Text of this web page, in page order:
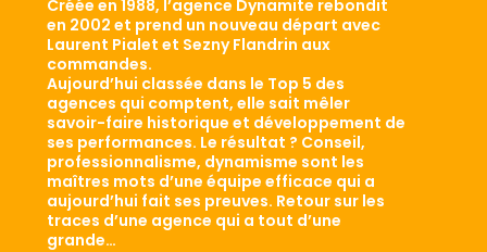
Créée en 1988, l’agence Dynamite rebondit
en 2002 et prend un nouveau départ avec
Laurent Pialet et Sezny Flandrin aux
commandes.
Aujourd’hui classée dans le Top 5 des
agences qui comptent, elle sait mêler
savoir-faire historique et développement de
ses performances. Le résultat ? Conseil,
professionnalisme, dynamisme sont les
maîtres mots d’une équipe efficace qui a
aujourd’hui fait ses preuves. Retour sur les
traces d’une agence qui a tout d’une
grande…